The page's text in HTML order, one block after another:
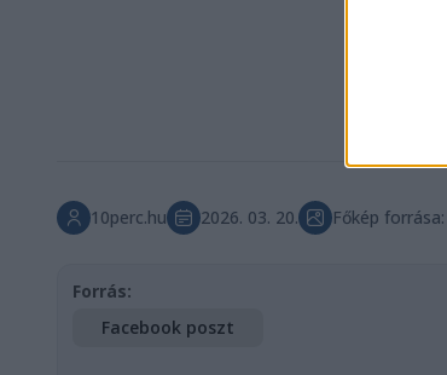
10perc.hu 2026. 03. 20. Főkép
Forrás:
Facebook poszt